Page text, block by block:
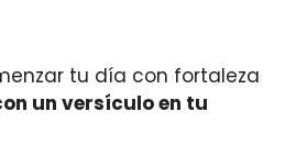
tu día con fortaleza
un versículo en tu